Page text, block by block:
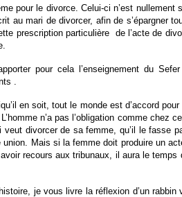
pour le divorce. Celui-ci n’est
au mari de divorcer, afin de s’épargner
prescription particulière de l’acte de
pour cela l’enseignement du
.
en soit, tout le monde est d’accord
L’homme n’a pas l’obligation comme
veut divorcer de sa femme, qu’il le fasse
union. Mais si la femme doit produire un
recours aux tribunaux, il aura le
je vous livre la réflexion d’un rabbin